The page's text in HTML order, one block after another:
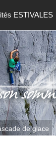
ESTIVALES
de glace